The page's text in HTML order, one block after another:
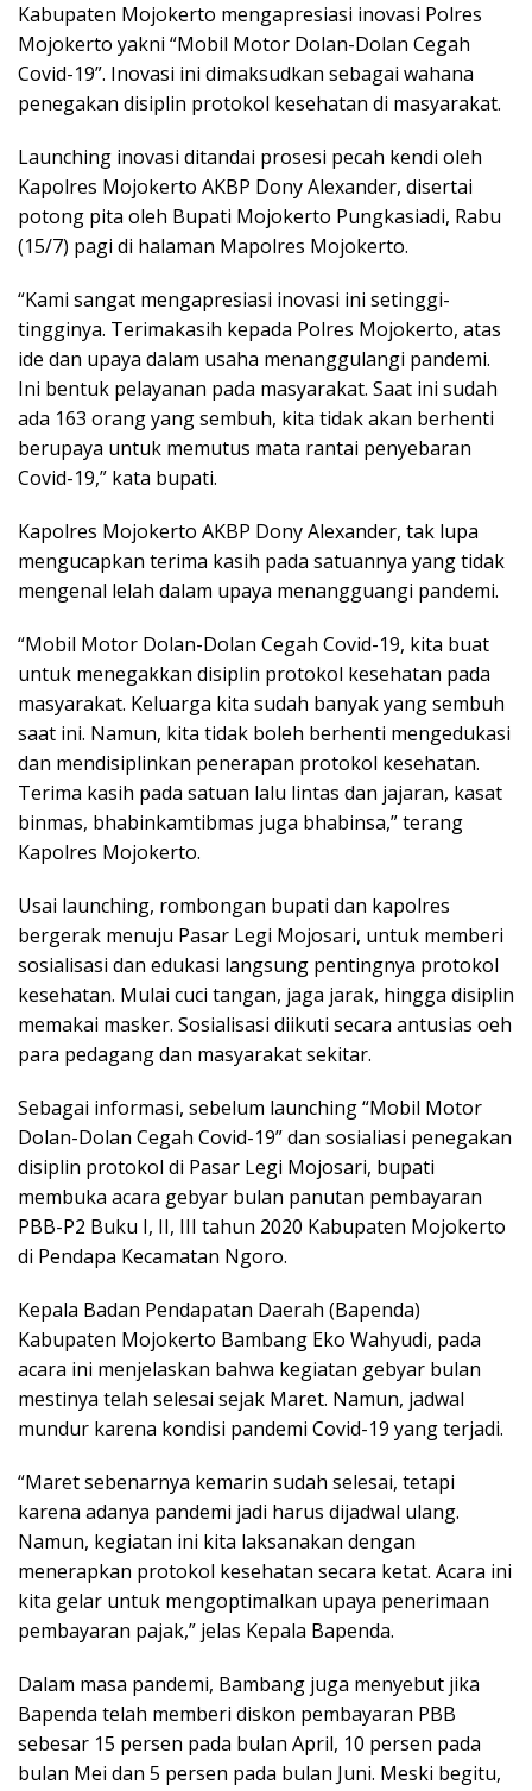
Kabupaten Mojokerto mengapresiasi inovasi Polres
Mojokerto yakni “Mobil Motor Dolan-Dolan Cegah
Covid-19”. Inovasi ini dimaksudkan sebagai wahana
penegakan disiplin protokol kesehatan di masyarakat.
Launching inovasi ditandai prosesi pecah kendi oleh
Kapolres Mojokerto AKBP Dony Alexander, disertai
potong pita oleh Bupati Mojokerto Pungkasiadi, Rabu
(15/7) pagi di halaman Mapolres Mojokerto.
“Kami sangat mengapresiasi inovasi ini setinggi-
tingginya. Terimakasih kepada Polres Mojokerto, atas
ide dan upaya dalam usaha menanggulangi pandemi.
Ini bentuk pelayanan pada masyarakat. Saat ini sudah
ada 163 orang yang sembuh, kita tidak akan berhenti
berupaya untuk memutus mata rantai penyebaran
Covid-19,” kata bupati.
Kapolres Mojokerto AKBP Dony Alexander, tak lupa
mengucapkan terima kasih pada satuannya yang tidak
mengenal lelah dalam upaya menangguangi pandemi.
“Mobil Motor Dolan-Dolan Cegah Covid-19, kita buat
untuk menegakkan disiplin protokol kesehatan pada
masyarakat. Keluarga kita sudah banyak yang sembuh
saat ini. Namun, kita tidak boleh berhenti mengedukasi
dan mendisiplinkan penerapan protokol kesehatan.
Terima kasih pada satuan lalu lintas dan jajaran, kasat
binmas, bhabinkamtibmas juga bhabinsa,” terang
Kapolres Mojokerto.
Usai launching, rombongan bupati dan kapolres
bergerak menuju Pasar Legi Mojosari, untuk memberi
sosialisasi dan edukasi langsung pentingnya protokol
kesehatan. Mulai cuci tangan, jaga jarak, hingga disiplin
memakai masker. Sosialisasi diikuti secara antusias oeh
para pedagang dan masyarakat sekitar.
Sebagai informasi, sebelum launching “Mobil Motor
Dolan-Dolan Cegah Covid-19” dan sosialiasi penegakan
disiplin protokol di Pasar Legi Mojosari, bupati
membuka acara gebyar bulan panutan pembayaran
PBB-P2 Buku I, II, III tahun 2020 Kabupaten Mojokerto
di Pendapa Kecamatan Ngoro.
Kepala Badan Pendapatan Daerah (Bapenda)
Kabupaten Mojokerto Bambang Eko Wahyudi, pada
acara ini menjelaskan bahwa kegiatan gebyar bulan
mestinya telah selesai sejak Maret. Namun, jadwal
mundur karena kondisi pandemi Covid-19 yang terjadi.
“Maret sebenarnya kemarin sudah selesai, tetapi
karena adanya pandemi jadi harus dijadwal ulang.
Namun, kegiatan ini kita laksanakan dengan
menerapkan protokol kesehatan secara ketat. Acara ini
kita gelar untuk mengoptimalkan upaya penerimaan
pembayaran pajak,” jelas Kepala Bapenda.
Dalam masa pandemi, Bambang juga menyebut jika
Bapenda telah memberi diskon pembayaran PBB
sebesar 15 persen pada bulan April, 10 persen pada
bulan Mei dan 5 persen pada bulan Juni. Meski begitu,